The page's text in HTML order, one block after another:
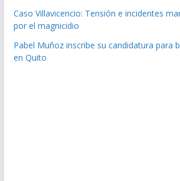
Caso Villavicencio: Tensión e incidentes
por el magnicidio
Pabel Muñoz inscribe su candidatura para
en Quito